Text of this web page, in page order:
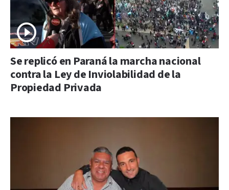
Se replicó en Paraná la marcha nacional
contra la Ley de Inviolabilidad de la
Propiedad Privada